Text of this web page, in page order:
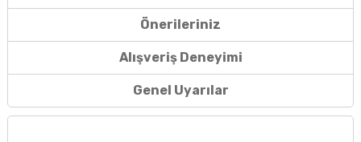
Önerileriniz
Alışveriş Deneyimi
Genel Uyarılar